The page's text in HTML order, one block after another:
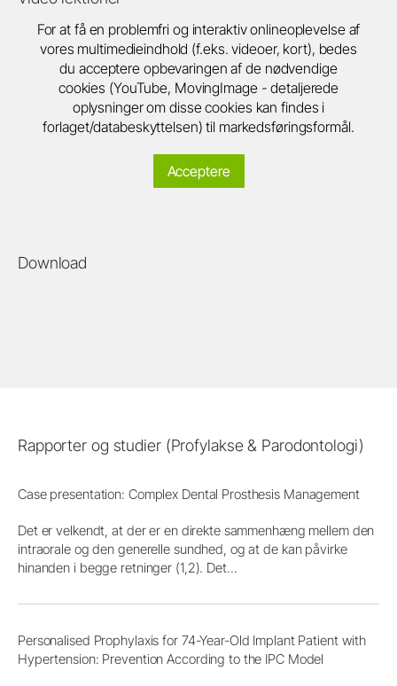
For at få en problemfri og interaktiv onlineoplevelse af
vores multimedieindhold (f.eks. videoer, kort), bedes
du acceptere opbevaringen af de nødvendige
cookies (YouTube, MovingImage - detaljerede
oplysninger om disse cookies kan findes i
forlaget/databeskyttelsen) til markedsføringsformål.
Acceptere
Download
Rapporter og studier (Profylakse & Parodontologi)
Case presentation: Complex Dental Prosthesis Management
Det er velkendt, at der er en direkte sammenhæng mellem den
intraorale og den generelle sundhed, og at de kan påvirke
hinanden i begge retninger (1,2). Det...
Personalised Prophylaxis for 74-Year-Old Implant Patient with
Hypertension: Prevention According to the IPC Model